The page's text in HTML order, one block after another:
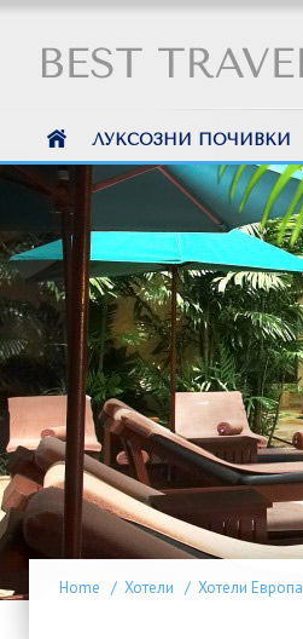
ЛУКСОЗНИ ПОЧИВКИ
Home / Хотели / Хотели Европа